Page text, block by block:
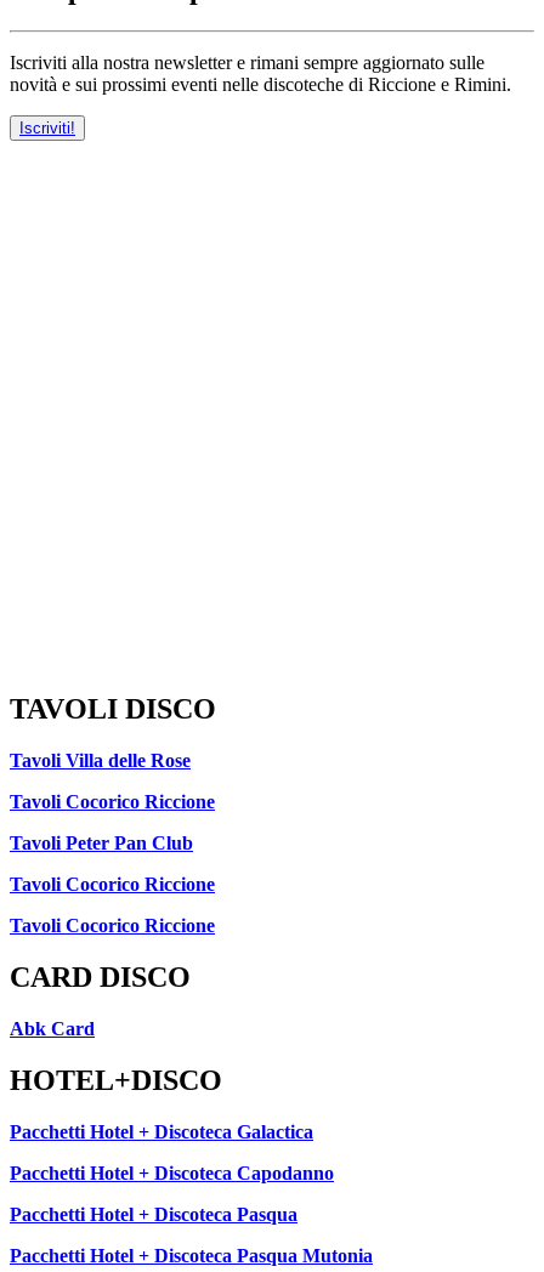
Iscriviti alla nostra newsletter e rimani sempre aggiornato sulle
novità e sui prossimi eventi nelle discoteche di Riccione e Rimini.
Iscriviti!
TAVOLI DISCO
Tavoli Villa delle Rose
Tavoli Cocorico Riccione
Tavoli Peter Pan Club
Tavoli Cocorico Riccione
Tavoli Cocorico Riccione
CARD DISCO
Abk Card
HOTEL+DISCO
Pacchetti Hotel + Discoteca Galactica
Pacchetti Hotel + Discoteca Capodanno
Pacchetti Hotel + Discoteca Pasqua
Pacchetti Hotel + Discoteca Pasqua Mutonia